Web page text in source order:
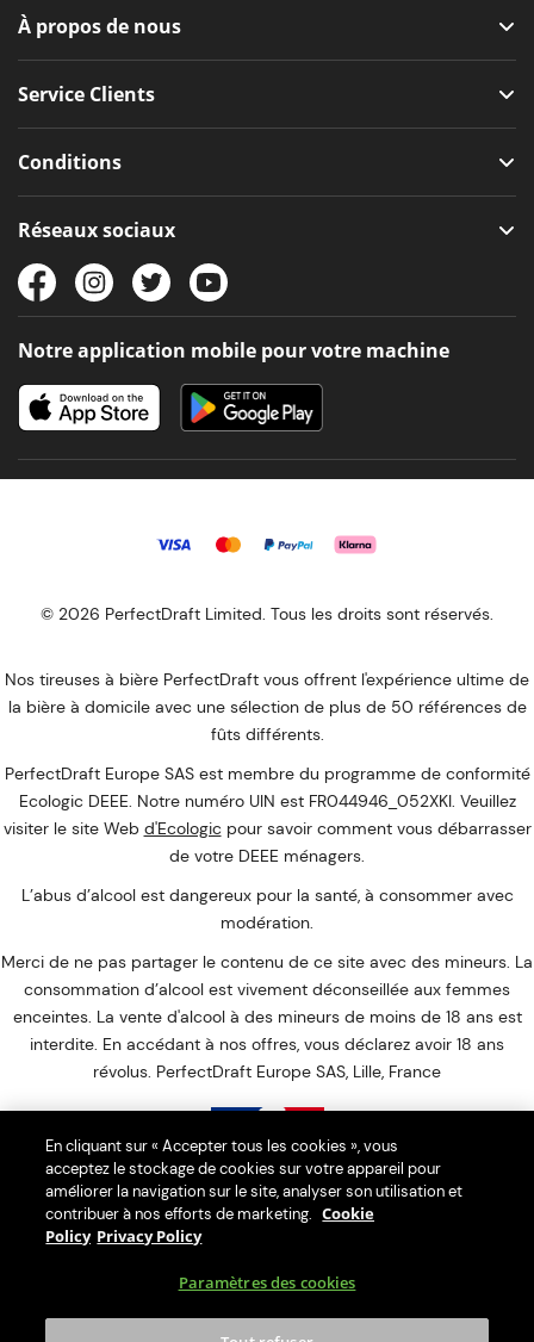
À propos de nous
Service Clients
Conditions
Réseaux sociaux
Notre application mobile pour votre machine
© 2026 PerfectDraft Limited. Tous les droits sont réservés.
Nos tireuses à bière PerfectDraft vous offrent l'expérience ultime de
la bière à domicile avec une sélection de plus de 50 références de
fûts différents.
PerfectDraft Europe SAS est membre du programme de conformité
Ecologic DEEE. Notre numéro UIN est FR044946_052XKI. Veuillez
visiter le site Web d'Ecologic pour savoir comment vous débarrasser
de votre DEEE ménagers.
L’abus d’alcool est dangereux pour la santé, à consommer avec
modération.
Merci de ne pas partager le contenu de ce site avec des mineurs. La
consommation d’alcool est vivement déconseillée aux femmes
enceintes. La vente d'alcool à des mineurs de moins de 18 ans est
interdite. En accédant à nos offres, vous déclarez avoir 18 ans
révolus. PerfectDraft Europe SAS, Lille, France
Interdiction de vente de boissons alcooliques aux mineurs de
moins de 18 ans
La preuve de majorité de l'acheteur est exigée au moment de la
CODE DE LA SANTÉ PUBLIQUE : ART. L. 3342-1. L. 3342-3
En cliquant sur « Accepter tous les cookies », vous
acceptez le stockage de cookies sur votre appareil pour
améliorer la navigation sur le site, analyser son utilisation et
contribuer à nos efforts de marketing. Cookie
Policy Privacy Policy
Paramètres des cookies